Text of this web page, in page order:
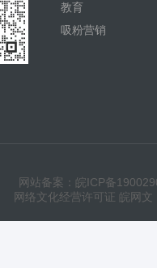
教育
吸粉营销
网站备案：皖ICP备
网络文化经营许可证 皖网